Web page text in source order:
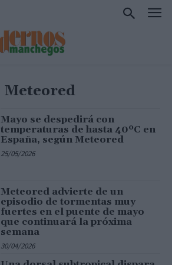
Meteored
Mayo se despedirá con
temperaturas de hasta 40ºC en
España, según Meteored
25/05/2026
Meteored advierte de un
episodio de tormentas muy
fuertes en el puente de mayo
que continuará la próxima
semana
30/04/2026